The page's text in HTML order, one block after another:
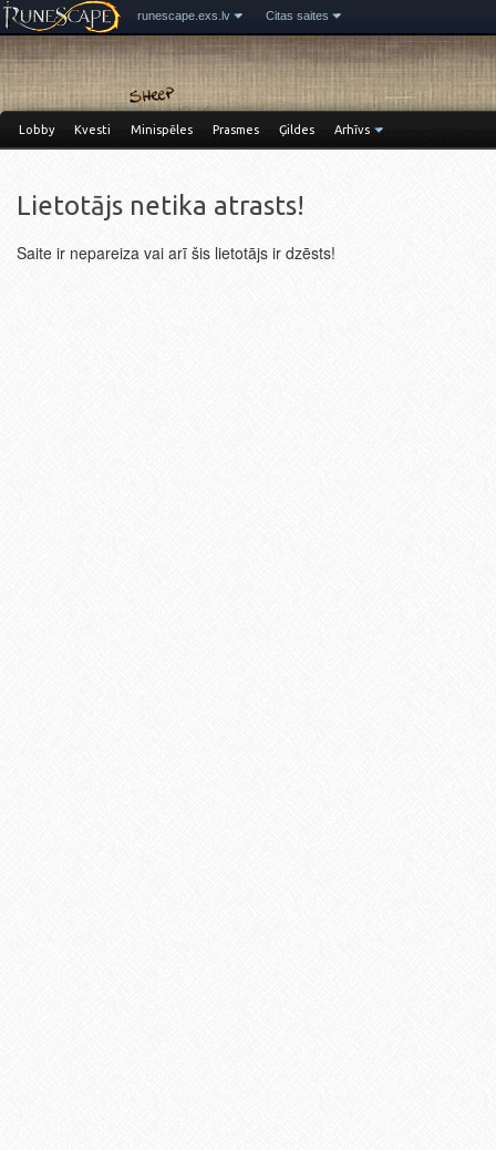
runescape.exs.lv Citas saites
Lobby Kvesti Minispēles Prasmes Ģildes Arhīvs
Lietotājs netika atrasts!
Saite ir nepareiza vai arī šis lietotājs ir dzēsts!